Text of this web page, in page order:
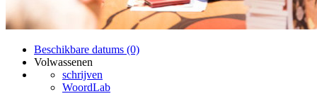
Beschikbare datums (0)
Volwassenen
schrijven
WoordLab